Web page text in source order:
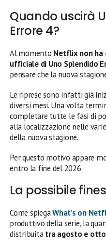
Quando uscirà
Errore 4?
Al momento Netflix non ha
ufficiale di Uno Splendido
pensare che la nuova
Le riprese sono infatti già
diversi mesi. Una volta
completare tutte le fasi di
alla localizzazione nelle
della nuova stagione.
Per questo motivo appare
entro la fine del 2026.
La possibile
Come spiegaWhat’s on
produttivo della serie, la
distribuitatra agosto e